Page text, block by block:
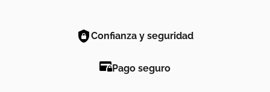
Confianza y seguridad
Pago seguro